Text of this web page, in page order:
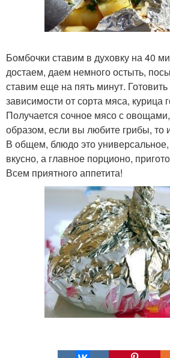
Бомбочки ставим в духовку на 40
достаем, даем немного остыть,
ставим еще на пять минут.
зависимости от сорта мяса, курица
Получается сочное мясо с
образом, если вы любите грибы, то
В общем, блюдо это
вкусно, а главное порционо,
Всем приятного аппетита!